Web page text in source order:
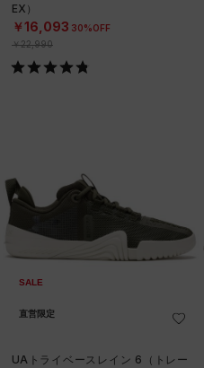
EX）
￥16,093 30%OFF
￥22,990
SALE
直営限定
UAトライベースレイン 6（トレー